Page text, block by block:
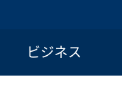
ビジネス